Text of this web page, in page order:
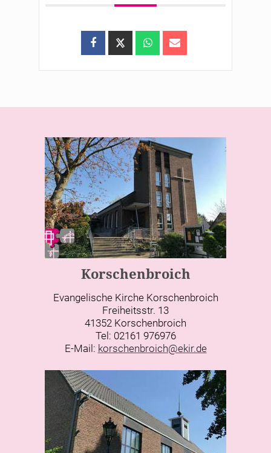
Korschenbroich
Evangelische Kirche Korschenbroich
Freiheitsstr. 13
41352 Korschenbroich
Tel: 02161 976976
E-Mail: korschenbroich@ekir.de